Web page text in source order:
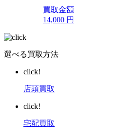
買取金額
14,000 円
選べる買取方法
click!
店頭買取
click!
宅配買取